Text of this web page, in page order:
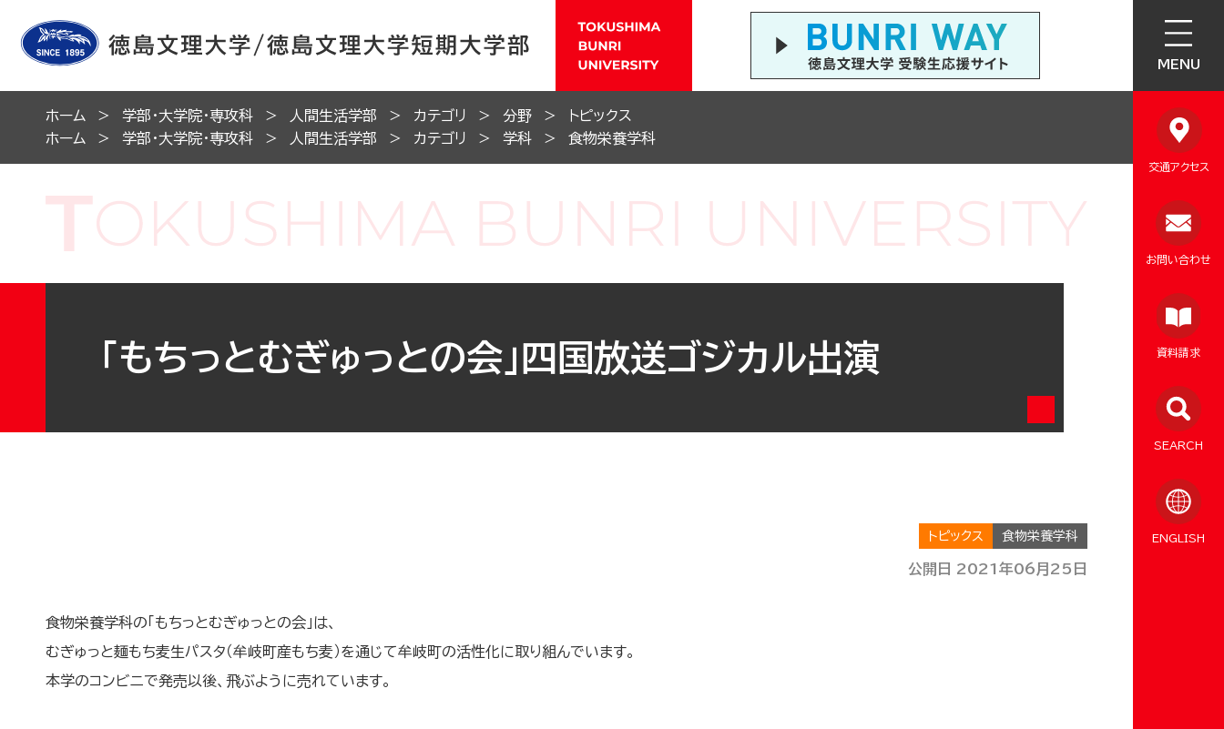
MENU
交通アクセス
お問い合わせ
資料請求
SEARCH
ENGLISH
ホーム 学部・大学院・専攻科 人間生活学部 カテゴリ 分野
トピックス
ホーム
学部・大学院・専攻科 人間生活学部 カテゴリ 学科 食物栄養学科
「もちっとむぎゅっとの会」四国放送ゴジカル出演
トピックス 食物栄養学科
公開日 2021年06月25日
食物栄養学科の「もちっとむぎゅっとの会」は、
むぎゅっと麺もち麦生パスタ（牟岐町産もち麦）を通じて牟岐町の活性化に取り組んでいます。
本学のコンビニで発売以後、飛ぶように売れています。